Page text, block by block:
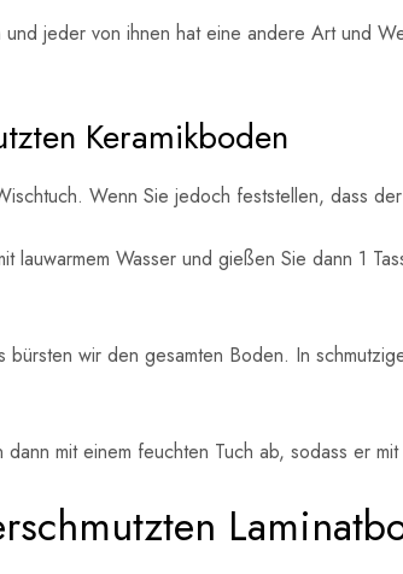
jeder von ihnen hat eine andere Art und
Keramikboden
Wenn Sie jedoch feststellen, dass
lauwarmem Wasser und gießen Sie dann 1
wir den gesamten Boden. In
mit einem feuchten Tuch ab, sodass er